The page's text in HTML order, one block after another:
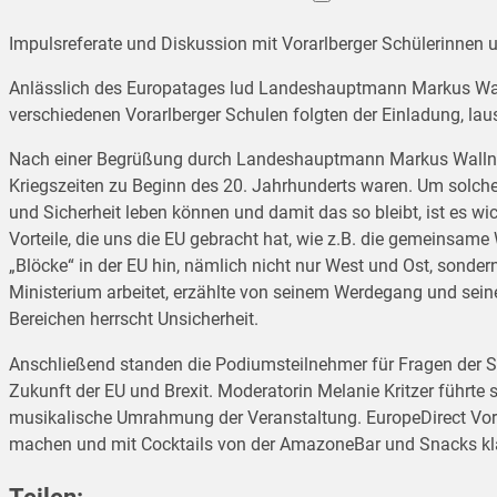
Impulsreferate und Diskussion mit Vorarlberger Schülerinnen
Anlässlich des Europatages lud Landeshauptmann Markus
verschiedenen Vorarlberger Schulen folgten der Einladung,
Nach einer Begrüßung durch Landeshauptmann Markus
Kriegszeiten zu Beginn des 20. Jahrhunderts waren. Um
und Sicherheit leben können und damit das so bleibt, ist es
Vorteile, die uns die EU gebracht hat, wie z.B. die
„Blöcke“ in der EU hin, nämlich nicht nur West und Ost,
Ministerium arbeitet, erzählte von seinem Werdegang und
Bereichen herrscht Unsicherheit.
Anschließend standen die Podiumsteilnehmer für Fragen der
Zukunft der EU und Brexit. Moderatorin Melanie Kritzer
musikalische Umrahmung der Veranstaltung. EuropeDirect
machen und mit Cocktails von der AmazoneBar und Snacks